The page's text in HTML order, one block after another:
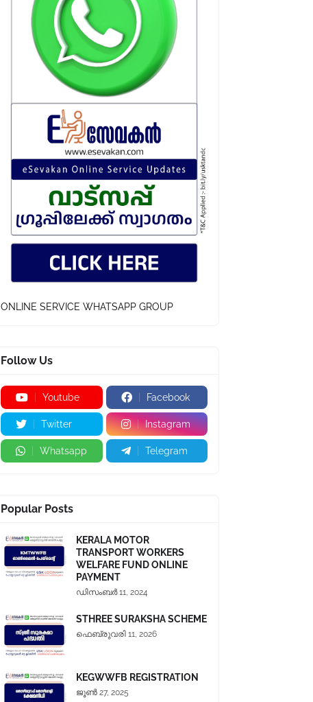
ONLINE SERVICE WHATSAPP GROUP
Follow Us
Youtube Facebook
Twitter Instagram
Whatsapp Telegram
Popular Posts
KERALA MOTOR
TRANSPORT WORKERS
WELFARE FUND ONLINE
PAYMENT
ഡിസംബർ 11, 2024
STHREE SURAKSHA SCHEME
ഫെബ്രുവരി 11, 2026
KEGWWFB REGISTRATION
ജൂൺ 27, 2025